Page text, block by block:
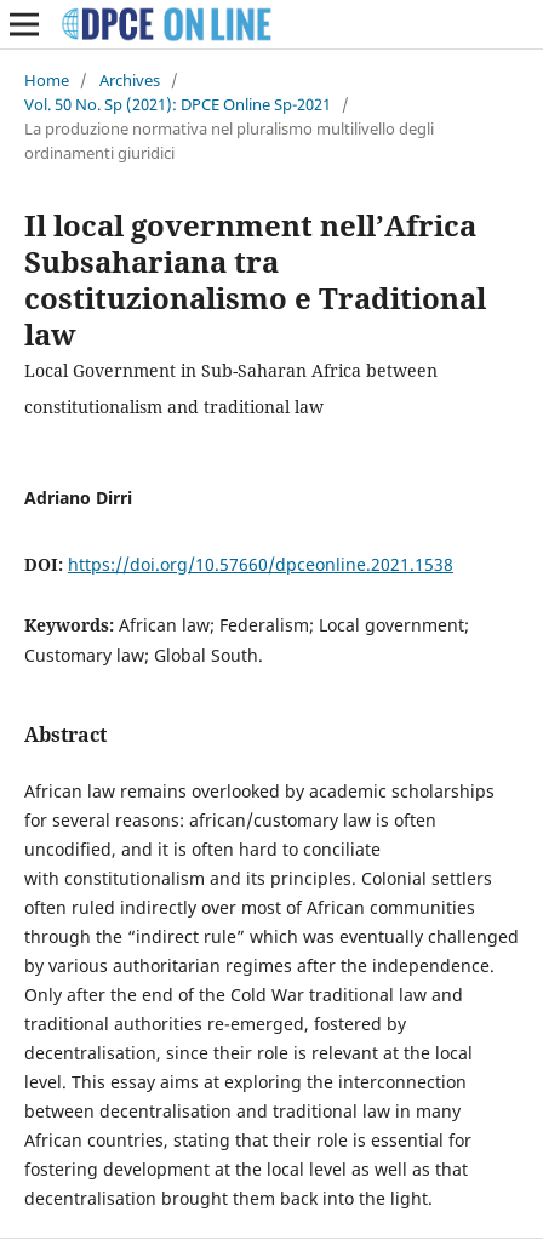
Home / Archives /
Vol. 50 No. Sp (2021): DPCE Online Sp-2021
/
La produzione normativa nel pluralismo multilivello degli
ordinamenti giuridici
Il local government nell’Africa
Subsahariana tra
costituzionalismo e Traditional
law
Local Government in Sub-Saharan Africa between
constitutionalism and traditional law
Adriano Dirri
DOI: https://doi.org/10.57660/dpceonline.2021.1538
Keywords: African law; Federalism; Local government;
Customary law; Global South.
Abstract
African law remains overlooked by academic scholarships
for several reasons: african/customary law is often
uncodified, and it is often hard to conciliate
with constitutionalism and its principles. Colonial settlers
often ruled indirectly over most of African communities
through the “indirect rule” which was eventually challenged
by various authoritarian regimes after the independence.
Only after the end of the Cold War traditional law and
traditional authorities re-emerged, fostered by
decentralisation, since their role is relevant at the local
level. This essay aims at exploring the interconnection
between decentralisation and traditional law in many
African countries, stating that their role is essential for
fostering development at the local level as well as that
decentralisation brought them back into the light.